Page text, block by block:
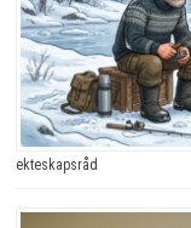
ekteskapsråd